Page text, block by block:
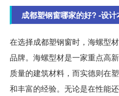
成都塑钢窗哪家的好? -设
在选择成都塑钢窗时，海螺型
品牌。海螺型材是一家重点高
质量的建筑材料，而实德则在
和丰富的经验。无论是在性能